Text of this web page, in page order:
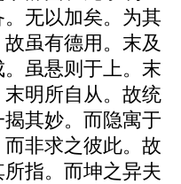
无以加矣。为其
虽有德用。末及
虽悬则于上。末
明所自从。故统
其妙。而隐寓于
非求之彼此。故
指。而坤之异夫